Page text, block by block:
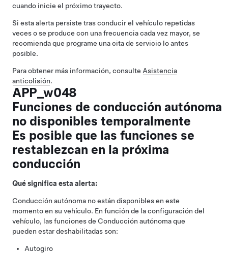
cuando inicie el próximo trayecto.
Si esta alerta persiste tras conducir el vehículo repetidas
veces o se produce con una frecuencia cada vez mayor, se
recomienda que programe una cita de servicio lo antes
posible.
Para obtener más información, consulte Asistencia
anticolisión.
APP_w048
Funciones de conducción autónoma
no disponibles temporalmente
Es posible que las funciones se
restablezcan en la próxima
conducción
Qué significa esta alerta:
Conducción autónoma no están disponibles en este
momento en su vehículo. En función de la configuración del
vehículo, las funciones de Conducción autónomaque
pueden estar deshabilitadas son:
Autogiro